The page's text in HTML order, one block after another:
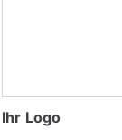
Praxisdaten/
Öffnungszeiten
Ihr Logo